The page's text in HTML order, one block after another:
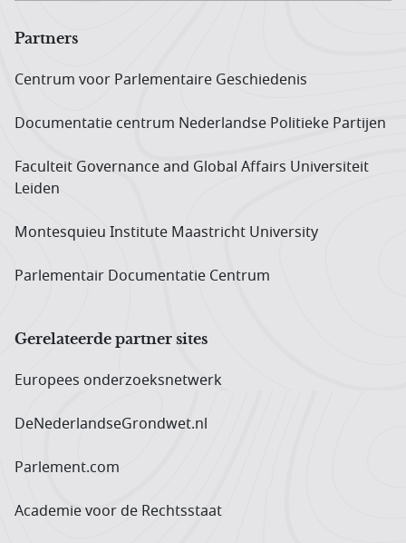
Partners
Centrum voor Parlementaire Geschiedenis
Documentatie centrum Neder­landse Politieke Partijen
Faculteit Governance and Global Affairs Universiteit
Leiden
Montesquieu Institute Maastricht University
Parlementair Documentatie Centrum
Gerelateerde partner sites
Europees onderzoeks­netwerk
DeNederlandseGrondwet.nl
Parlement.com
Academie voor de Rechtsstaat